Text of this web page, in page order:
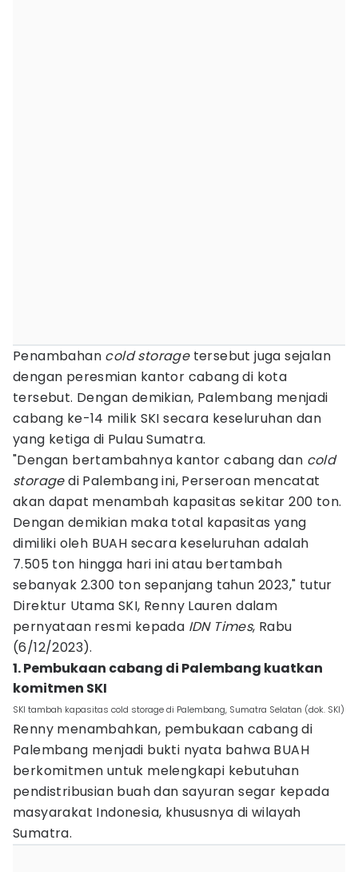
Penambahan cold storagetersebut juga sejalan
dengan peresmian kantor cabang di kota
tersebut. Dengan demikian, Palembang menjadi
cabang ke-14 milik SKI secara keseluruhan dan
yang ketiga di Pulau Sumatra.
"Dengan bertambahnya kantor cabang dan cold
storagedi Palembang ini, Perseroan mencatat
akan dapat menambah kapasitas sekitar 200 ton.
Dengan demikian maka total kapasitas yang
dimiliki oleh BUAH secara keseluruhan adalah
7.505 ton hingga hari ini atau bertambah
sebanyak 2.300 ton sepanjang tahun 2023," tutur
Direktur Utama SKI, Renny Lauren dalam
pernyataan resmi kepada IDN Times, Rabu
(6/12/2023).
1. Pembukaan cabang di Palembang kuatkan
komitmen SKI
SKI tambah kapasitas cold storage di Palembang, Sumatra Selatan (dok. SKI)
Renny menambahkan, pembukaan cabang di
Palembang menjadi bukti nyata bahwa BUAH
berkomitmen untuk melengkapi kebutuhan
pendistribusian buah dan sayuran segar kepada
masyarakat Indonesia, khususnya di wilayah
Sumatra.